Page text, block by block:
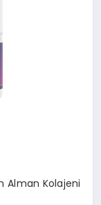
Alman Kolajeni